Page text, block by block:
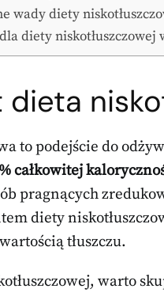
wady diety
diety niskotłuszczowej
to podejście do
całkowitej
pragnących
diety
tłuszczu.
warto